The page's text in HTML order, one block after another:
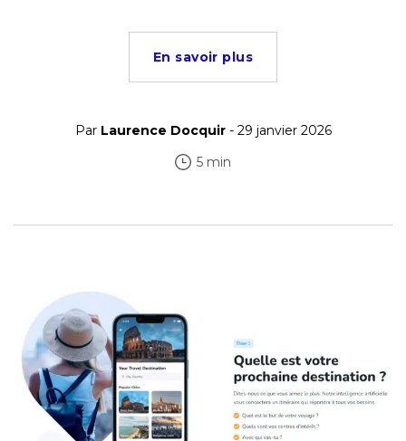
En savoir plus
Par Laurence Docquir- 29 janvier 2026
5 min